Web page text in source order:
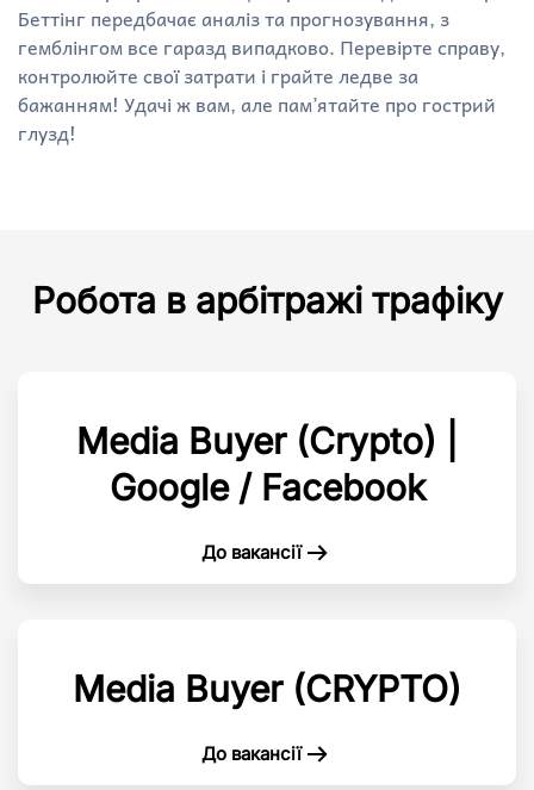
Беттінг передбачає аналіз та прогнозування, з
гемблінгом все гаразд випадково. Перевірте справу,
контролюйте свої затрати і грайте ледве за
бажанням! Удачі ж вам, але пам’ятайте про гострий
глузд!
Робота в арбітражі трафіку
Media Buyer (Crypto) |
Google / Facebook
До вакансії
Media Buyer (CRYPTO)
До вакансії